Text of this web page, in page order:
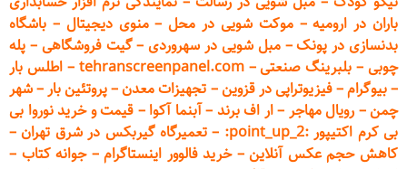
باران در ارومیه–موکت شویی در محل–منوی دیجیتال – باشگاه
بدنسازی در پونک–مبل شویی در سهروردی–گیت فروشگاهی – پله
چوبی – بلبرینگ صنعتی–
tehranscreenpanel.com
–اطلس بار
–بیوگرام–فیزیوتراپی در قزوین– تجهیزات معدن–پروتئین بار–شهر
چمن– رویال مهاجر –ار اف برند –آبنما آکوا – قیمت و خرید نوروا بی
بی کرم اکتیپور :point_up_2:
– تعمیرگاه گیربکس در شرق تهران–
کاهش حجم عکس آنلاین–خرید فالوور اینستاگرام–جوانه کتاب –